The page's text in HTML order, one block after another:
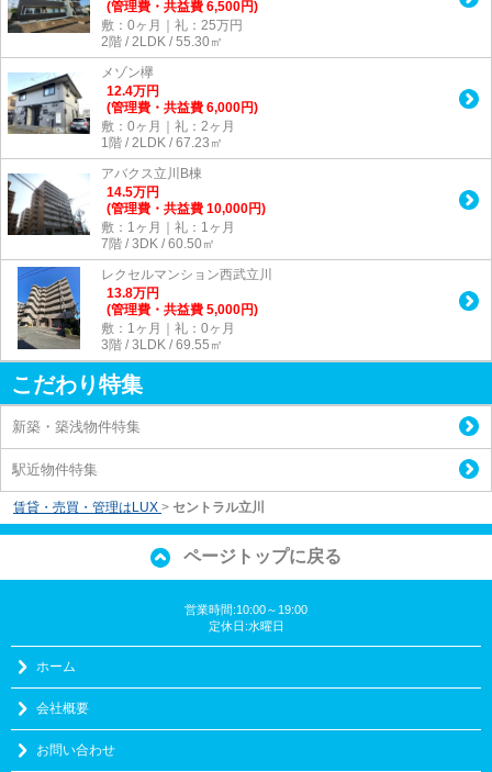
(管理費・共益費 6,500円)
敷：0ヶ月｜礼：25万円
2階 / 2LDK / 55.30㎡
メゾン欅
12.4万円
(管理費・共益費 6,000円)
敷：0ヶ月｜礼：2ヶ月
1階 / 2LDK / 67.23㎡
アバクス立川B棟
14.5万円
(管理費・共益費 10,000円)
敷：1ヶ月｜礼：1ヶ月
7階 / 3DK / 60.50㎡
レクセルマンション西武立川
13.8万円
(管理費・共益費 5,000円)
敷：1ヶ月｜礼：0ヶ月
3階 / 3LDK / 69.55㎡
こだわり特集
新築・築浅物件特集
駅近物件特集
賃貸・売買・管理はLUX > セントラル立川
ページトップに戻る
営業時間:10:00～19:00
定休日:水曜日
ホーム
会社概要
お問い合わせ